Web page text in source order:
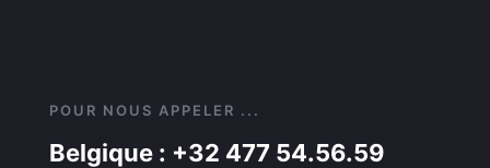
POUR NOUS APPELER ...
Belgique : +32 477 54.56.59